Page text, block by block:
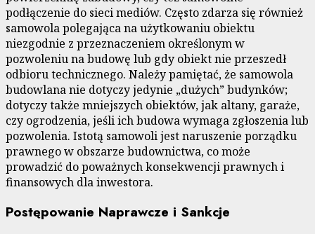
podłączenie do sieci mediów. Często zdarza się również
samowola polegająca na użytkowaniu obiektu
niezgodnie z przeznaczeniem określonym w
pozwoleniu na budowę lub gdy obiekt nie przeszedł
odbioru technicznego. Należy pamiętać, że samowola
budowlana nie dotyczy jedynie „dużych” budynków;
dotyczy także mniejszych obiektów, jak altany, garaże,
czy ogrodzenia, jeśli ich budowa wymaga zgłoszenia lub
pozwolenia. Istotą samowoli jest naruszenie porządku
prawnego w obszarze budownictwa, co może
prowadzić do poważnych konsekwencji prawnych i
finansowych dla inwestora.
Postępowanie Naprawcze i Sankcje